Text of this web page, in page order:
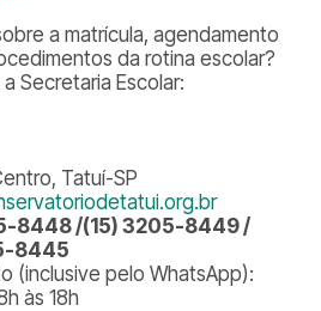
a matrícula, agendamento
da rotina escolar?
Secretaria Escolar:
Tatuí-SP
8448 /(15) 3205-8449 /
8445
(inclusive pelo WhatsApp):
às 18h